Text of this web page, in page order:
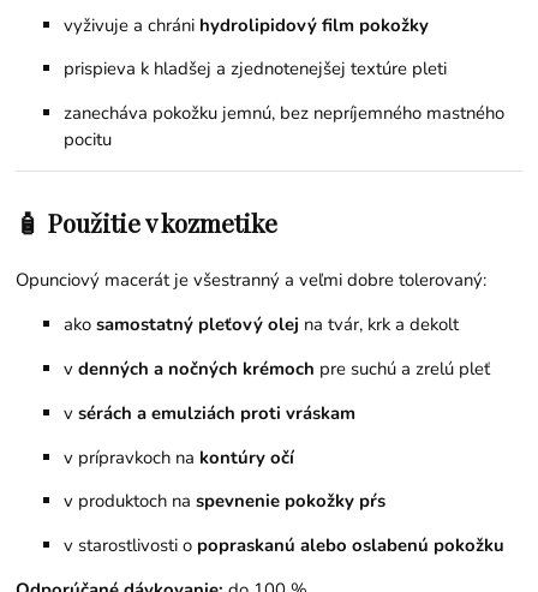
vyživuje a chráni hydrolipidový film pokožky
prispieva k hladšej a zjednotenejšej textúre pleti
zanecháva pokožku jemnú, bez nepríjemného mastného
pocitu
🧴 Použitie v kozmetike
Opunciový macerát je všestranný a veľmi dobre tolerovaný:
akosamostatný pleťový olej na tvár, krk a dekolt
vdenných a nočných krémoch pre suchú a zrelú pleť
vsérách a emulziách proti vráskam
v prípravkoch na kontúry očí
v produktoch naspevnenie pokožky pŕs
v starostlivosti o popraskanú alebo oslabenú pokožku